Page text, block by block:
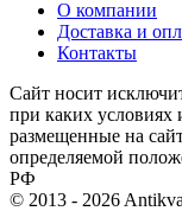
О компании
Доставка и
Контакты
Cайт носит
при каких
размещенные на
определяемой
РФ
© 2013 - 2026